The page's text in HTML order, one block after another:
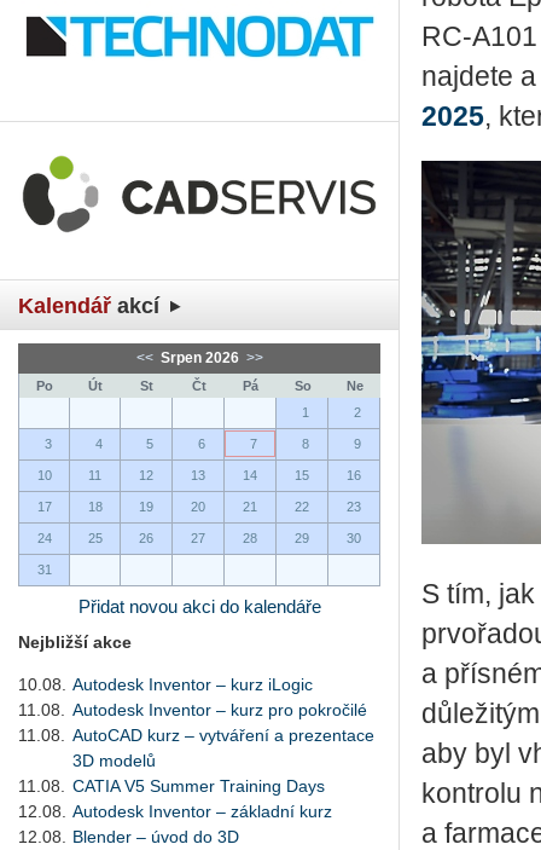
Kalendář akcí
<< Srpen 2026 >>
Po Út St Čt Pá So
Ne
1
2
3 4 5 6 7 8 9
10 11 12 13 14 15 16
17 18 19 20 21 22 23
24 25 26 27 28 29 30
31
Přidat novou akci do kalendáře
Nejbližší akce
10.08.
Autodesk Inventor – kurz iLogic
11.08.
Autodesk Inventor – kurz pro pokročilé
11.08.
AutoCAD kurz – vytváření a prezentace
3D modelů
11.08.
CATIA V5 Summer Training Days
12.08.
Autodesk Inventor – základní kurz
12.08.
Blender – úvod do 3D
RC-
najdete
2025,
S tím,
a
aby byl
kontrolu
a